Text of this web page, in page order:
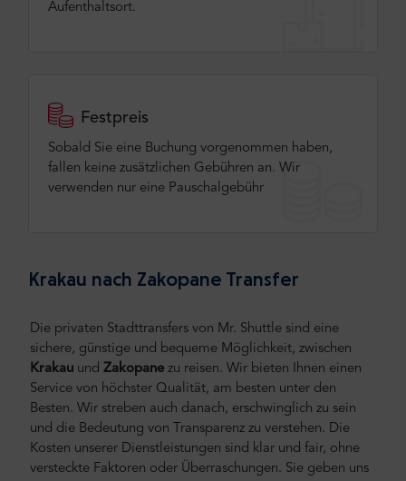
Aufenthaltsort.
Festpreis
Sobald Sie eine Buchung vorgenommen haben,
fallen keine zusätzlichen Gebühren an. Wir
verwenden nur eine Pauschalgebühr
Krakau nach Zakopane Transfer
Die privaten Stadttransfers von Mr. Shuttle sind eine
sichere, günstige und bequeme Möglichkeit, zwischen
Krakau und Zakopane zu reisen. Wir bieten Ihnen einen
Service von höchster Qualität, am besten unter den
Besten. Wir streben auch danach, erschwinglich zu sein
und die Bedeutung von Transparenz zu verstehen. Die
Kosten unserer Dienstleistungen sind klar und fair, ohne
versteckte Faktoren oder Überraschungen. Sie geben uns